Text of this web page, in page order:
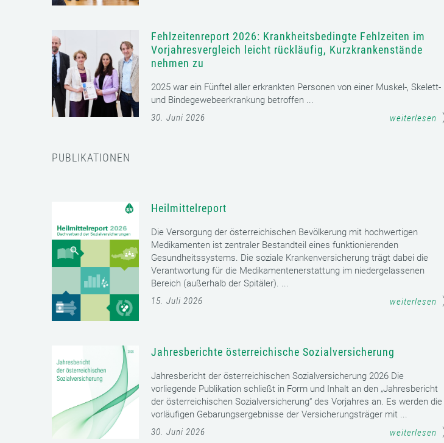
Fehlzeitenreport 2026: Krankheitsbedingte Fehlzeiten im
Vorjahresvergleich leicht rückläufig, Kurzkrankenstände
nehmen zu
2025 war ein Fünftel aller erkrankten Personen von einer Muskel-, Skelett-
und Bindegewebeerkrankung betroffen ...
30. Juni 2026
weiterlesen
PUBLIKATIONEN
Heilmittelreport
Die Versorgung der österreichischen Bevölkerung mit hochwertigen
Medikamenten ist zentraler Bestandteil eines funktionierenden
Gesundheitssystems. Die soziale Krankenversicherung trägt dabei die
Verantwortung für die Medikamentenerstattung im niedergelassenen
Bereich (außerhalb der Spitäler). ...
15. Juli 2026
weiterlesen
Jahresberichte österreichische Sozialversicherung
Jahresbericht der österreichischen Sozialversicherung 2026 Die
vorliegende Publikation schließt in Form und Inhalt an den „Jahresbericht
der österreichischen Sozialversicherung“ des Vorjahres an. Es werden die
vorläufigen Gebarungsergebnisse der Versicherungsträger mit ...
30. Juni 2026
weiterlesen